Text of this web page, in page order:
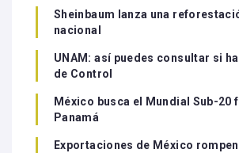
Sheinbaum lanza una
nacional
UNAM: así puedes consultar si
de Control
México busca el Mundial Sub-20
Panamá
Exportaciones de México